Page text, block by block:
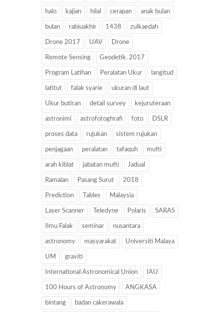
halo kajian hilal cerapan anak bulan
bulan rabiuakhir 1438 zulkaedah
Drone 2017 UAV Drone
Remote Sensing Geodetik. 2017
Program Latihan Peralatan Ukur langitud
latitut falak syarie ukuran di laut
Ukur butiran detail survey kejuruteraan
astronimi astrofotoghrafi foto DSLR
proses data rujukan sistem rujukan
penjagaan peralatan tafaquh mufti
arah kiblat jabatan mufti Jadual
Ramalan Pasang Surut 2018
Prediction Tables Malaysia
Laser Scanner Teledyne Polaris SARAS
Ilmu Falak seminar nusantara
astronomy masyarakat Universiti Malaya
UM graviti
International Astronomical Union IAU
100 Hours of Astronomy ANGKASA
bintang badan cakerawala